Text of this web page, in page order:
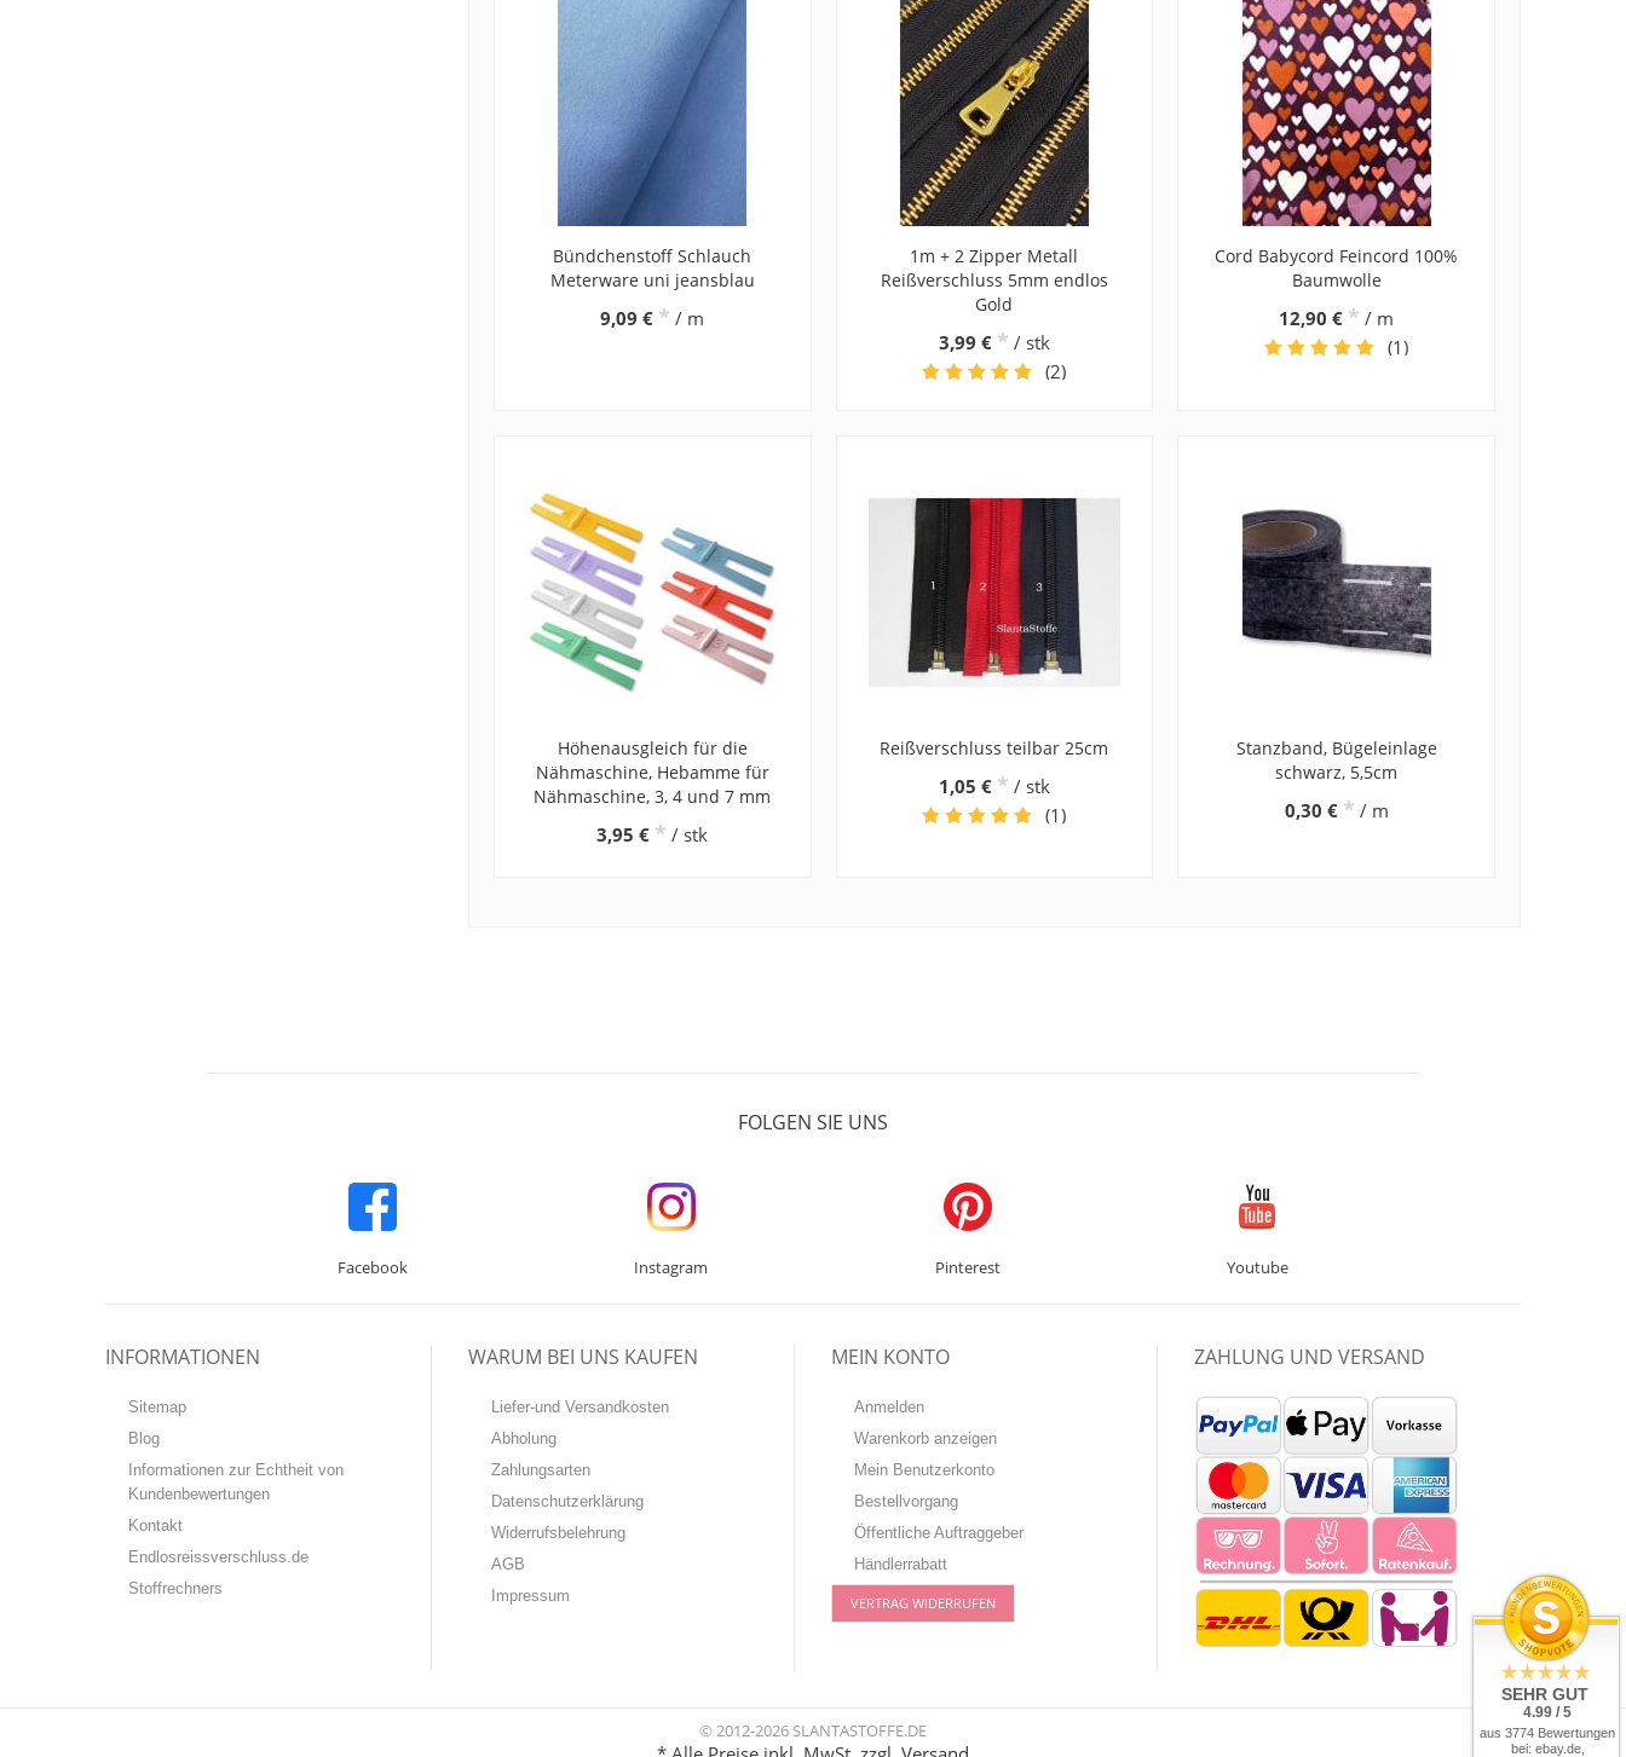
Bündchenstoff Schlauch
Meterware uni jeansblau
9,09 € * / m
1m + 2 Zipper Metall
Reißverschluss 5mm endlos
Gold
3,99 € * / stk
(2)
Cord Babycord Feincord 100%
Baumwolle
12,90 € * / m
(1)
Höhenausgleich für die
Nähmaschine, Hebamme für
Nähmaschine, 3, 4 und 7 mm
3,95 € * / stk
Reißverschluss teilbar 25cm
1,05 € * / stk
(1)
Stanzband, Bügeleinlage
schwarz, 5,5cm
0,30 € * / m
FOLGEN SIE UNS
Facebook Instagram Pinterest Youtube
INFORMATIONEN
Sitemap
Blog
Informationen zur Echtheit von
Kundenbewertungen
Kontakt
Endlosreissverschluss.de
Stoffrechners
WARUM BEI UNS KAUFEN
Liefer-und Versandkosten
Abholung
Zahlungsarten
Datenschutzerklärung
Widerrufsbelehrung
AGB
Impressum
MEIN KONTO
Anmelden
Warenkorb anzeigen
Mein Benutzerkonto
Bestellvorgang
Öffentliche Auftraggeber
Händlerrabatt
VERTRAG WIDERRUFEN
ZAHLUNG UND VERSAND
© 2012-2026 SLANTASTOFFE.DE
SEHR GUT
4.99 / 5
aus 3774 Bewertungen
bei: ebay.de,